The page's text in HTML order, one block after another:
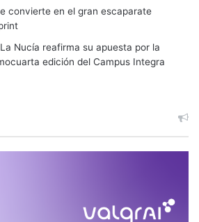
convierte en el gran escaparate
Nucía reafirma su apuesta por la
edición del Campus Integra